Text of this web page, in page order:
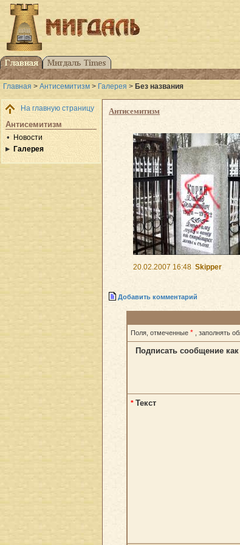
Главная > Антисемитизм > Галерея > Без названия
На главную страницу
Антисемитизм
Новости
Галерея
Антисемитизм
20.02.2007 16:48 Skipper
Добавить комментарий
Поля, отмеченные * , заполнять
Подписать сообщение как
* Текст